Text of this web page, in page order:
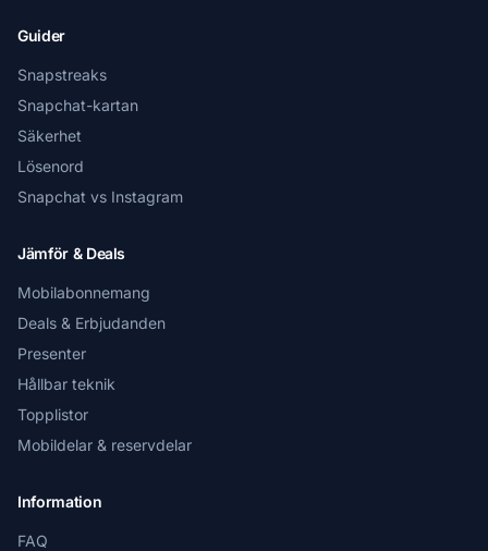
Guider
Snapstreaks
Snapchat-kartan
Säkerhet
Lösenord
Snapchat vs Instagram
Jämför & Deals
Mobilabonnemang
Deals & Erbjudanden
Presenter
Hållbar teknik
Topplistor
Mobildelar & reservdelar
Information
FAQ